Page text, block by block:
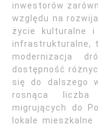
inwestorów
względu na
życie kulturalne i
infrastrukturalne,
modernizacja
dostępność
się do dalszego
rosnąca liczba
migrujących do
lokale